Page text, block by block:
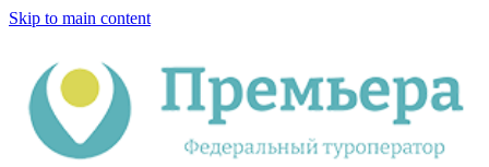
Skip to main content